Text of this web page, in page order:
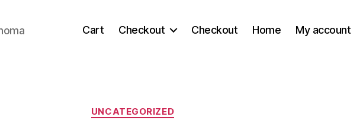
Cart Checkout Checkout Home My account
Categories
UNCATEGORIZED